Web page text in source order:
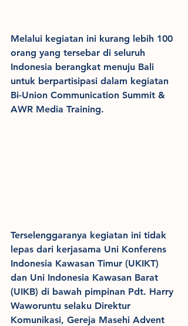
Melalui kegiatan ini kurang lebih 100
orang yang tersebar di seluruh
Indonesia berangkat menuju Bali
untuk berpartisipasi dalam kegiatan
Bi-Union Communication Summit &
AWR Media Training.
Terselenggaranya kegiatan ini tidak
lepas dari kerjasama Uni Konferens
Indonesia Kawasan Timur (UKIKT)
dan Uni Indonesia Kawasan Barat
(UIKB) di bawah pimpinan Pdt. Harry
Waworuntu selaku Direktur
Komunikasi, Gereja Masehi Advent